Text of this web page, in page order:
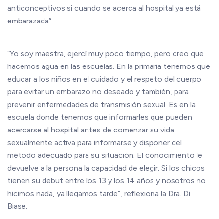
anticonceptivos si cuando se acerca al hospital ya está
embarazada”.
“Yo soy maestra, ejercí muy poco tiempo, pero creo que
hacemos agua en las escuelas. En la primaria tenemos que
educar a los niños en el cuidado y el respeto del cuerpo
para evitar un embarazo no deseado y también, para
prevenir enfermedades de transmisión sexual. Es en la
escuela donde tenemos que informarles que pueden
acercarse al hospital antes de comenzar su vida
sexualmente activa para informarse y disponer del
método adecuado para su situación. El conocimiento le
devuelve a la persona la capacidad de elegir. Si los chicos
tienen su debut entre los 13 y los 14 años y nosotros no
hicimos nada, ya llegamos tarde”, reflexiona la Dra. Di
Biase.